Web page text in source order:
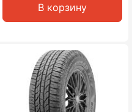
В корзину